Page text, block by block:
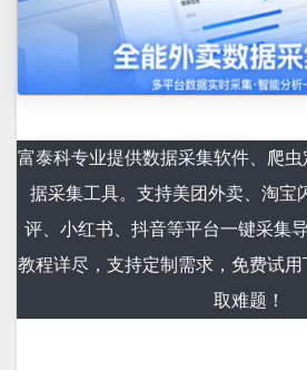
富泰科专业提供数据采集软件、爬
据采集工具。支持美团外卖、淘宝
评、小红书、抖音等平台一键采集
教程详尽，支持定制需求，免费试
取难题！